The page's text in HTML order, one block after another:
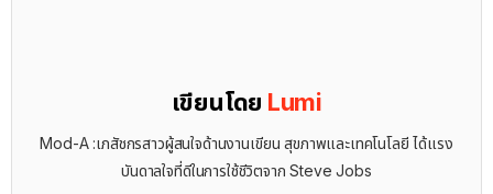
เขียนโดย Lumi
Mod-A :เภสัชกรสาวผู้สนใจด้านงานเขียน สุขภาพและเทคโนโลยี ได้แรง
บันดาลใจที่ดีในการใช้ชีวิตจาก Steve Jobs